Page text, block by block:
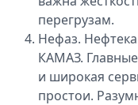
перегрузам.
Нефаз.
КАМАЗ.
и широкая
простои.